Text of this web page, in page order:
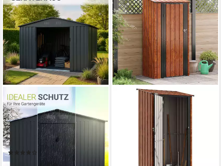
JUSKYS
Gartenhaus XXL, BxT:
314x282 cm, mit Satteldach,
Schiebetür,
Fundamentrahmen & 14 m³
(4)
409,99 €
599,99 €
Gartenhaus Gartenhütten
Braun 103 x 74 x 200 cm
ab 170,99 €
mtl. in 12 Raten
lieferbar - in 4-5 Werktagen bei dir